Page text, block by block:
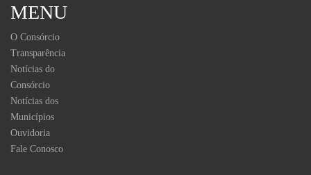
MENU
O Consórcio
Transparência
Notícias do
Consórcio
Notícias dos
Municípios
Ouvidoria
Fale Conosco